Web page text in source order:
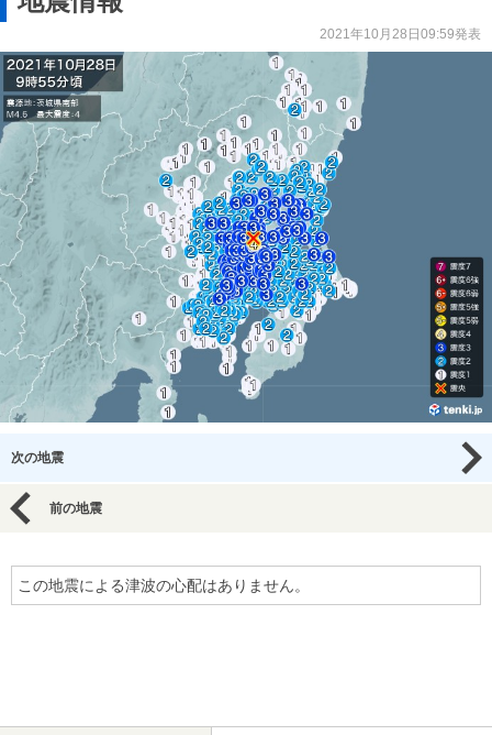
2021年10月28日09:59発表
次の地震
前の地震
この地震による津波の心配はありません。